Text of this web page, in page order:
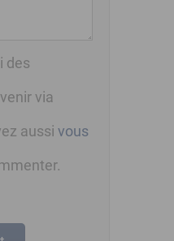
des
via
aussi vous